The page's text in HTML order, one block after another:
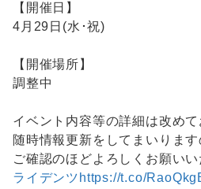
【開催日】
4月29日(水･祝)
【開催場所】
調整中
イベント内容等の詳細は改めて
随時情報更新をしてまいります
ご確認のほどよろしくお願い
ライデンツ https://t.co/